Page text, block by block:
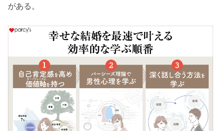
がある。